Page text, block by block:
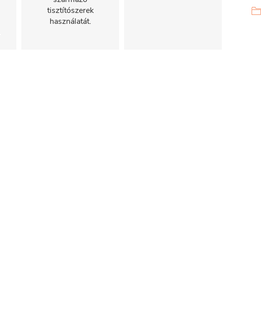
tisztítószerek
használatát.